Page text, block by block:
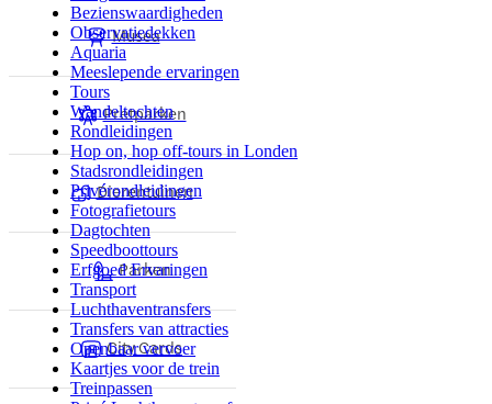
Bezienswaardigheden
Observatiedekken
Aquaria
Meeslepende ervaringen
Tours
Wandeltochten
Rondleidingen
Hop on, hop off-tours in Londen
Stadsrondleidingen
Privérondleidingen
Fotografietours
Dagtochten
Speedboottours
Erfgoed Ervaringen
Transport
Luchthaventransfers
Transfers van attracties
Openbaar vervoer
Kaartjes voor de trein
Treinpassen
Musea
Pretparken
Dierentuinen
Parken
City Cards